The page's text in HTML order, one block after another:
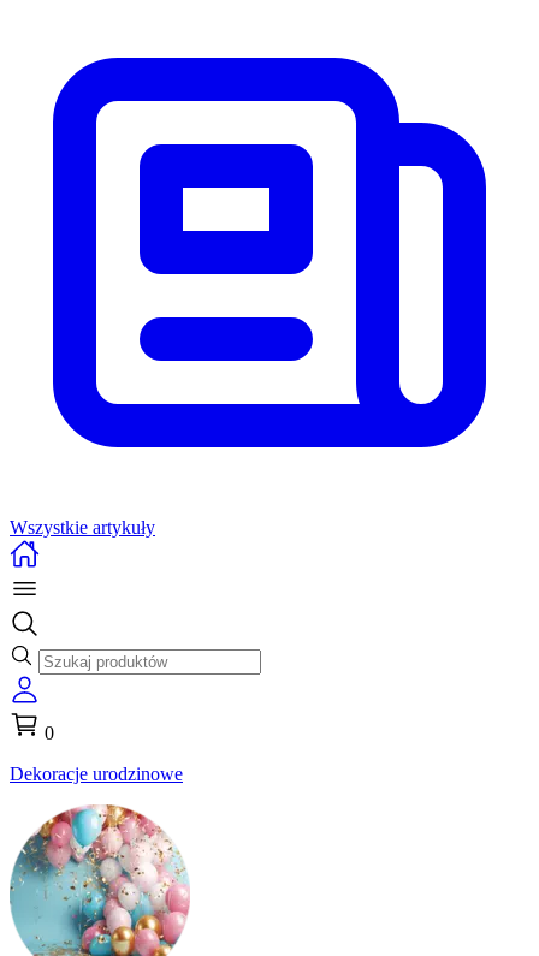
Wszystkie artykuły
0
Dekoracje urodzinowe